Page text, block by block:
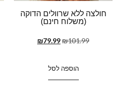
חולצה ללא שרוולים הדוקה
(משלוח חינם)
₪101.99
₪79.99
הוספה לסל